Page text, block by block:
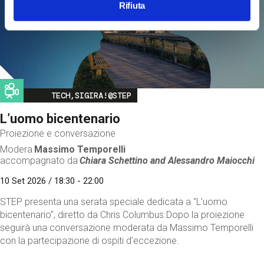
Rifiuta
Image
TECH,SIGIRA!@STEP
L’uomo bicentenario
Proiezione e conversazione
Modera Massimo Temporelli
accompagnato da Chiara Schettino andAlessandro Maiocchi
10 Set 2026 / 18:30 - 22:00
STEP presenta una serata speciale dedicata a "L’uomo
bicentenario", diretto da Chris Columbus.Dopo la proiezione
seguirà una conversazione moderata da Massimo Temporelli
con la partecipazione di ospiti d'eccezione.